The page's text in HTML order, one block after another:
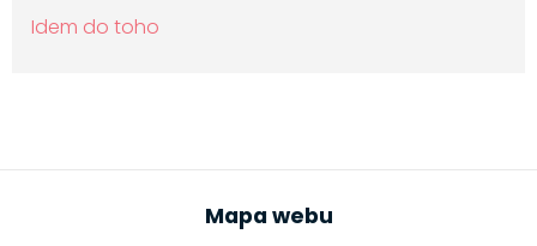
Idem do toho
Mapa webu